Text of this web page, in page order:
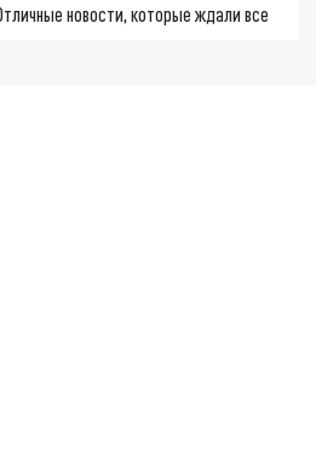
новости, которые ждали все